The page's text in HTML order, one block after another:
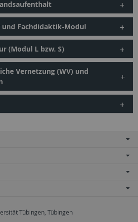
und Fachdidaktik-Modul
(Modul L bzw. S)
Vernetzung (WV) und
Tübingen, Tübingen